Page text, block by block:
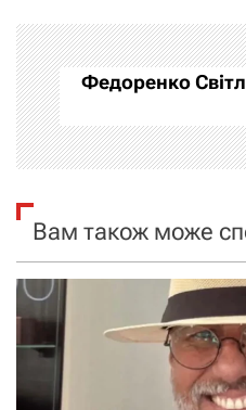
а
ц
і
я
з
а
п
и
с
Федоренко
Вам також може